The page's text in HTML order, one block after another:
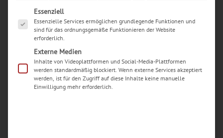
Neueste Beiträge
Woran erkenne ich einen seriösen Handy-
Reparaturdienst in Dortmund?
Welche typischen Schäden an iPhones werden in
Dortmunder Werkstätten am häufigsten
Es folgt eine Liste der Service-Gruppen, für die eine
Essenziell
Essenzielle Services ermöglichen grundlegende Funktionen und
sind für das ordnungsgemäße Funktionieren der Website
erforderlich.
Externe Medien
Inhalte von Videoplattformen und Social-Media-Plattformen
werden standardmäßig blockiert. Wenn externe Services akzeptiert
werden, ist für den Zugriff auf diese Inhalte keine manuelle
Einwilligung mehr erforderlich.